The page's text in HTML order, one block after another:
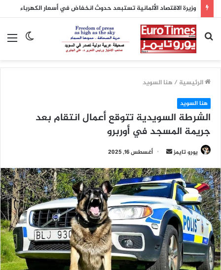
وزيرة الاقتصاد الألمانية تستبعد حدوث انخفاض في أسعار الكهرباء
الوضع
بحث
عن
الرئيسية / هنا السويد
هنا السويد
الشرطة السويدية تتوقع أعمال انتقام بعد
جريمة المسجد في أوربرو
يورو تايمز
أرسل
إلكترونيا
أغسطس 16, 2025